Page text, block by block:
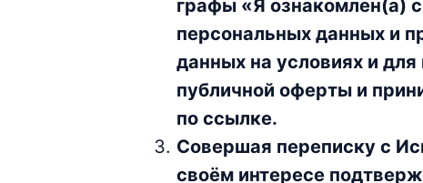
графы «Я ознакомлен(а)
персональных данных и
данных на условиях и
публичной оферты и
по ссылке.
Совершая переписку с
своём интересе